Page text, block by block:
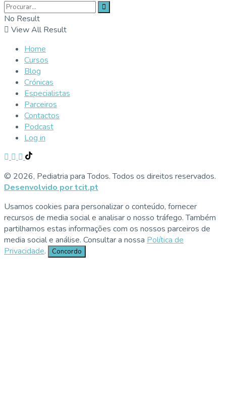
No Result
View All Result
Home
Cursos
Blog
Crónicas
Especialistas
Parceiros
Contactos
Podcast
Log in
© 2026, Pediatria para Todos. Todos os direitos reservados.
Desenvolvido por tcit.pt
Usamos cookies para personalizar o conteúdo, fornecer
recursos de media social e analisar o nosso tráfego. Também
partilhamos estas informações com os nossos parceiros de
media social e análise. Consultar a nossa Política de
Privacidade. Concordo